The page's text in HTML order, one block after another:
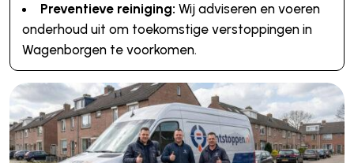
Preventieve reiniging: Wij adviseren en voeren
onderhoud uit om toekomstige verstoppingen in
Wagenborgen te voorkomen.